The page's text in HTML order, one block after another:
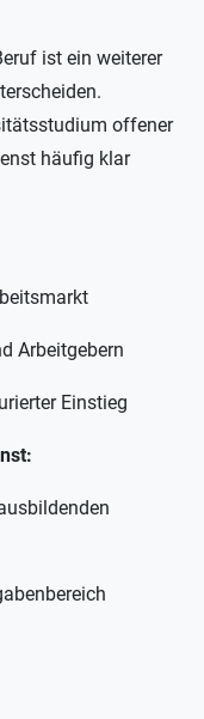
ist ein weiterer
offener
häufig klar
Arbeitgebern
Einstieg